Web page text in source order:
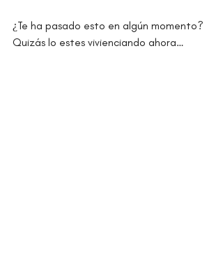
¿Te ha pasado esto en algún momento?
Quizás lo estes vivienciando ahora…